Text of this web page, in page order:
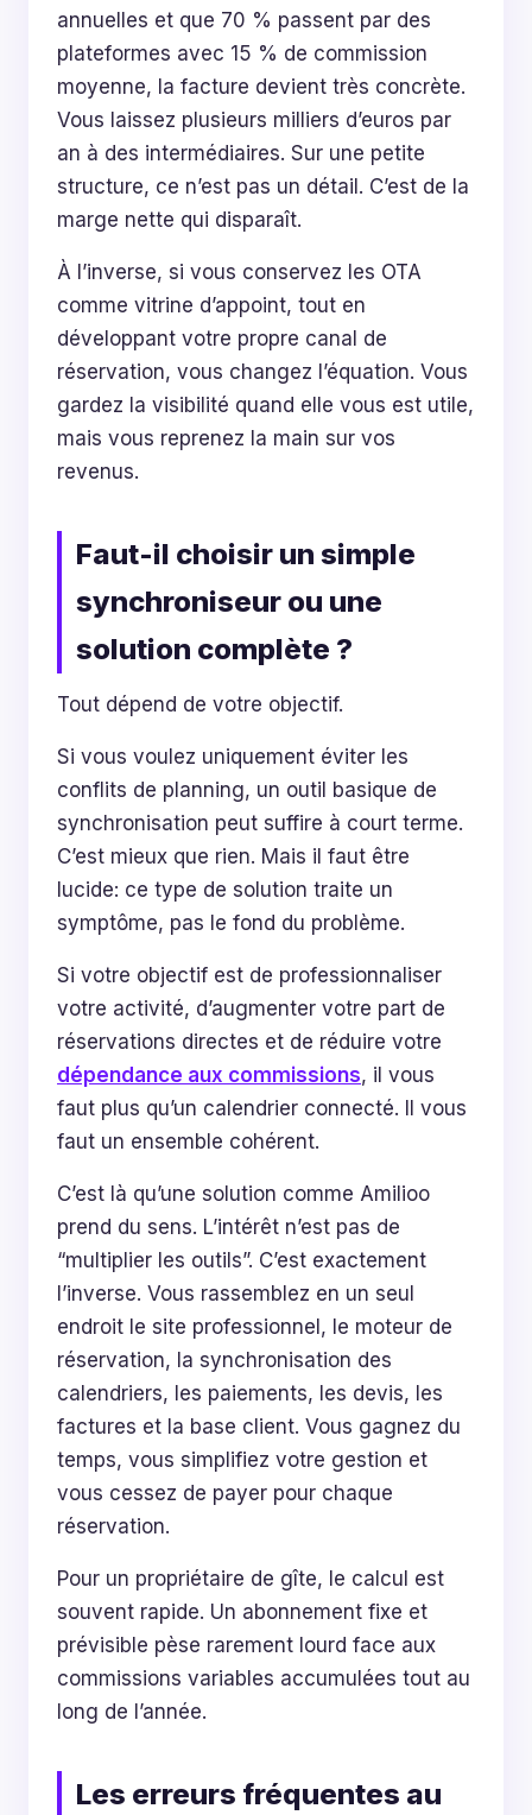
annuelles et que 70 % passent par des
plateformes avec 15 % de commission
moyenne, la facture devient très concrète.
Vous laissez plusieurs milliers d’euros par
an à des intermédiaires. Sur une petite
structure, ce n’est pas un détail. C’est de la
marge nette qui disparaît.
À l’inverse, si vous conservez les OTA
comme vitrine d’appoint, tout en
développant votre propre canal de
réservation, vous changez l’équation. Vous
gardez la visibilité quand elle vous est utile,
mais vous reprenez la main sur vos
revenus.
Faut-il choisir un simple
synchroniseur ou une
solution complète ?
Tout dépend de votre objectif.
Si vous voulez uniquement éviter les
conflits de planning, un outil basique de
synchronisation peut suffire à court terme.
C’est mieux que rien. Mais il faut être
lucide: ce type de solution traite un
symptôme, pas le fond du problème.
Si votre objectif est de professionnaliser
votre activité, d’augmenter votre part de
réservations directes et de réduire votre
dépendance aux commissions, il vous
faut plus qu’un calendrier connecté. Il vous
faut un ensemble cohérent.
C’est là qu’une solution comme Amilioo
prend du sens. L’intérêt n’est pas de
“multiplier les outils”. C’est exactement
l’inverse. Vous rassemblez en un seul
endroit le site professionnel, le moteur de
réservation, la synchronisation des
calendriers, les paiements, les devis, les
factures et la base client. Vous gagnez du
temps, vous simplifiez votre gestion et
vous cessez de payer pour chaque
réservation.
Pour un propriétaire de gîte, le calcul est
souvent rapide. Un abonnement fixe et
prévisible pèse rarement lourd face aux
commissions variables accumulées tout au
long de l’année.
Les erreurs fréquentes au